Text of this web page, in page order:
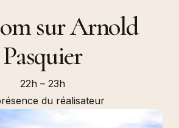
sur Arnold
Pasquier
22h – 23h
du réalisateur